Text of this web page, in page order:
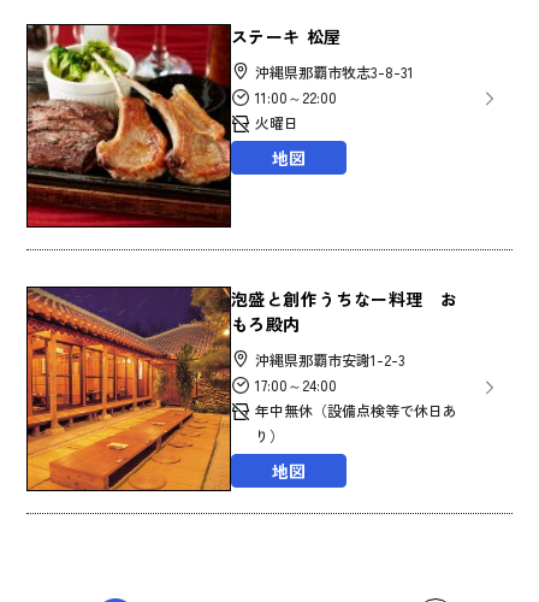
ステーキ 松屋
沖縄県那覇市牧志3-8-31
11:00～22:00
火曜日
地図
泡盛と創作うちなー料理 お
もろ殿内
沖縄県那覇市安謝1-2-3
17:00～24:00
年中無休（設備点検等で休日あ
り）
地図